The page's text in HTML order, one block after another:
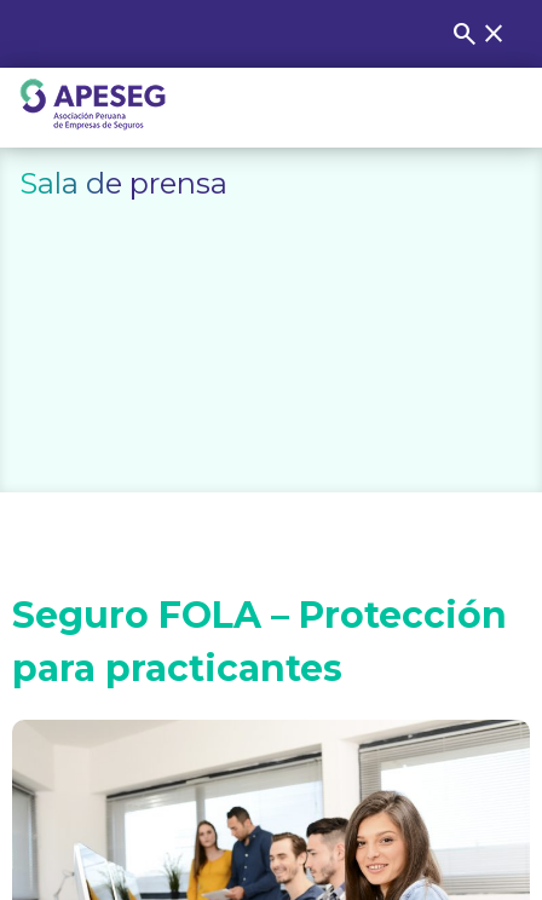
content
Buscar:
search close
APESEG
Sala de prensa
Seguro FOLA – Protección
para practicantes